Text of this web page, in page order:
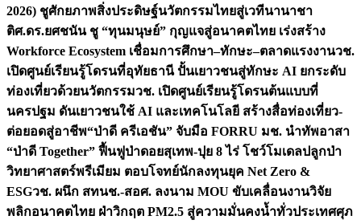
2026) ชูศักยภาพสิ่งประดิษฐ์นวัตกรรมไทยสู่เวทีนานาชา
ติศ.ดร.ยศชนัน ชู “ทุนมนุษย์” กุญแจสู่อนาคตไทย เร่งสร้าง
Workforce Ecosystem เชื่อมการศึกษา–ทักษะ–ตลาดแรงงานวช.
เปิดศูนย์เรียนรู้โดรนที่อุทัยธานี ปั้นเยาวชนสู่ทักษะ AI ยกระดับ
ท่องเที่ยวด้วยนวัตกรรมวช. เปิดศูนย์เรียนรู้โดรนต้นแบบที่
นครปฐม ดันเยาวชนใช้ AI และเทคโนโลยี สร้างสื่อท่องเที่ยว-
ต่อยอดสู่อาชีพ“ป่าดี ครีเอชัน” จับมือ FORRU มช. นำทัพอาสา
“ป่าดี Together” ฟื้นฟูป่าดอยสุเทพ-ปุย 8 ไร่ โชว์โมเดลปลูกป่า
วิทยาศาสตร์พรีเมียม ตอบโจทย์นักลงทุนยุค Net Zero &
ESGวช. ผนึก สทนช.-สอศ. ลงนาม MOU ขับเคลื่อนงานวิจัย
พลิกอนาคตไทย ฝ่าวิกฤต PM2.5 สู่ความมั่นคงน้ำทั่วประเทศศุภ